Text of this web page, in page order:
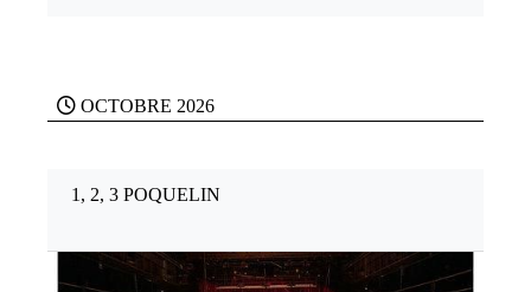
OCTOBRE 2026
1, 2, 3 POQUELIN